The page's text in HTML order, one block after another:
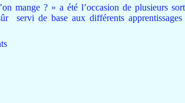
mange ? » a été l’occasion de plusieurs
servi de base aux différents